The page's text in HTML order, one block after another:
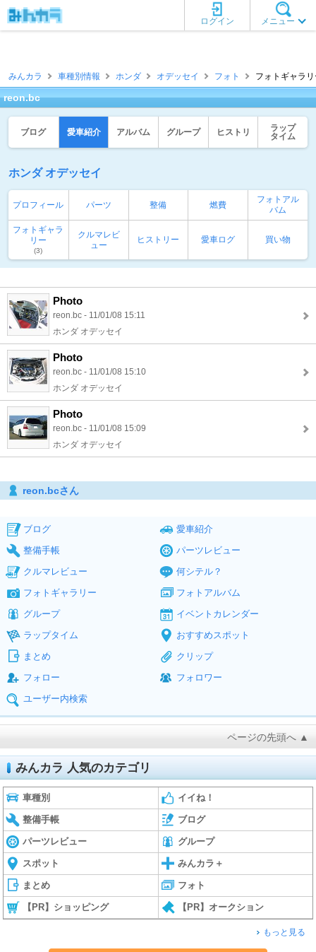
メニュー
ログイン
みんカラ 車種別情報 ホンダ オデッセイ フォト フォトギャラ
reon.bc
ブログ 愛車紹介 アルバム グループ ヒストリ
ラップ
タイム
ホンダ オデッセイ
プロフィール パーツ 整備 燃費
フォトアル
バム
フォトギャラ
リー
(3)
クルマレビ
ュー
ヒストリー 愛車ログ 買い物
Photo
reon.bc - 11/01/08 15:11
ホンダ オデッセイ
Photo
reon.bc - 11/01/08 15:10
ホンダ オデッセイ
Photo
reon.bc - 11/01/08 15:09
ホンダ オデッセイ
reon.bcさん
ブログ
愛車紹介
整備手帳
パーツレビュー
クルマレビュー
何シテル？
フォトギャラリー
フォトアルバム
グループ
イベントカレンダー
ラップタイム
おすすめスポット
まとめ
クリップ
フォロー
フォロワー
ユーザー内検索
ページの先頭へ ▲
みんカラ 人気のカテゴリ
車種別 イイね！
整備手帳 ブログ
パーツレビュー グループ
スポット みんカラ＋
まとめ フォト
【PR】ショッピング 【PR】オークション
もっと見る